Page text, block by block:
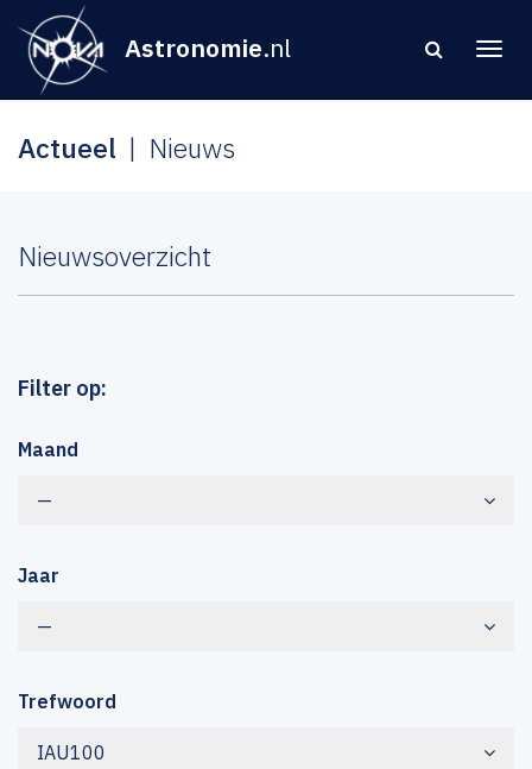
Astronomie.nl
Actueel Nieuws
Nieuwsoverzicht
Filter op:
Maand
—
Jaar
—
Trefwoord
IAU100